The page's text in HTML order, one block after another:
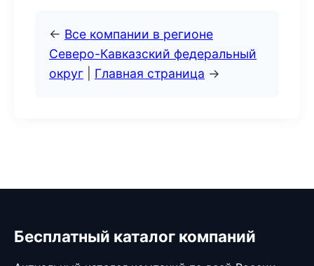
← Все компании в регионе
Северо-Кавказский федеральный
округ
Главная страница →
Бесплатный каталог компаний